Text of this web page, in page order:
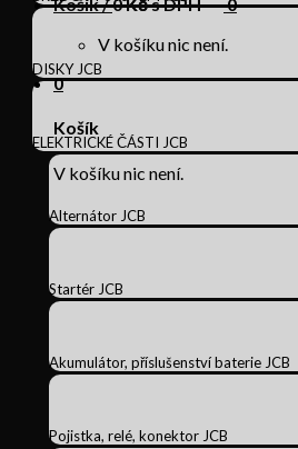
V košíku nic není.
0
Košík
V košíku nic není.
DISKY JCB
ELEKTRICKÉ ČÁSTI JCB
Alternátor JCB
Startér JCB
Akumulátor, příslušenství baterie JCB
Pojistka, relé, konektor JCB